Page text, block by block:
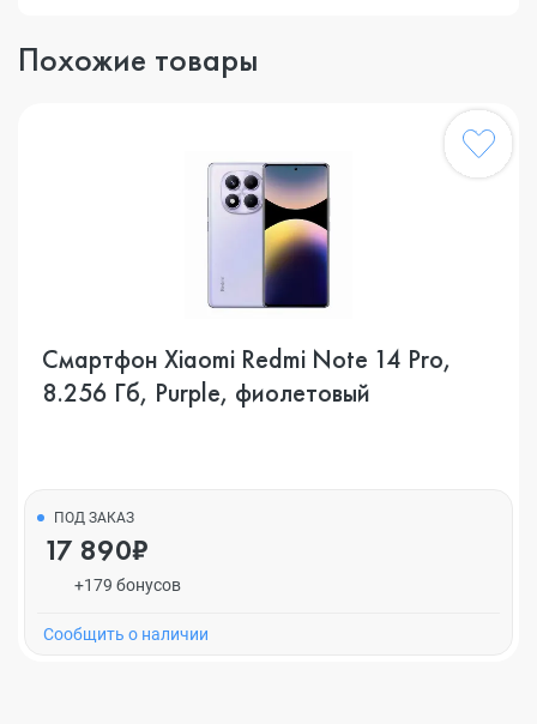
Похожие товары
Смартфон Xiaomi Redmi Note 14 Pro,
8.256 Гб, Purple, фиолетовый
ПОД ЗАКАЗ
17 890₽
+179 бонусов
Cообщить о наличии